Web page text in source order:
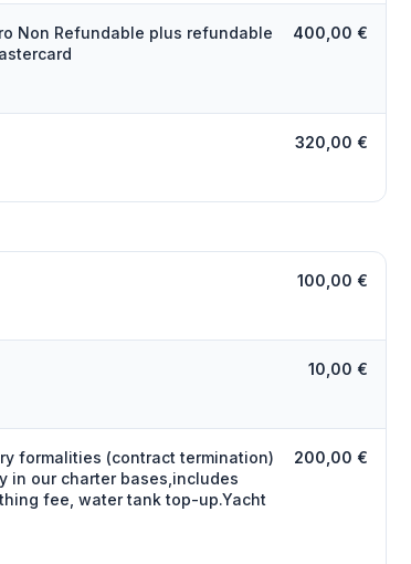
Non Refundable plus refundable
400,00 €
320,00 €
100,00 €
10,00 €
formalities (contract termination)
in our charter bases,includes
fee, water tank top-up.Yacht
200,00 €